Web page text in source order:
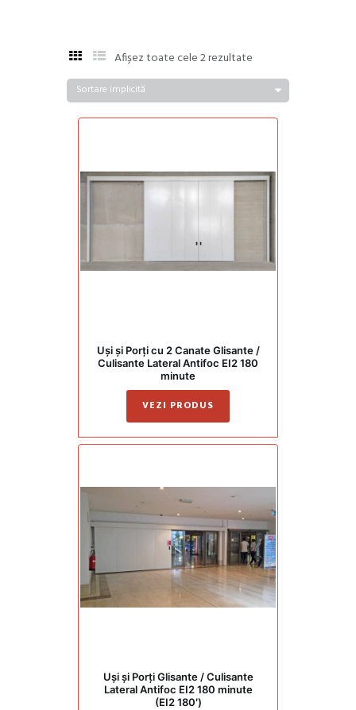
Afișez toate cele 2 rezultate
Uși și Porți cu 2 Canate Glisante /
Culisante Lateral Antifoc EI2 180
minute
VEZI PRODUS
Uși și Porți Glisante / Culisante
Lateral Antifoc EI2 180 minute
(EI2 180′)